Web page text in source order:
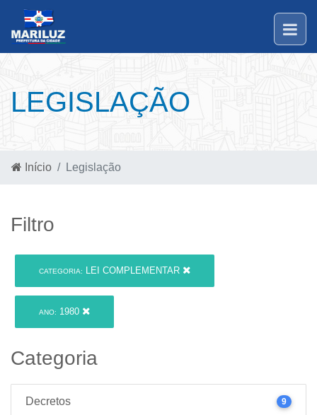
LEGISLAÇÃO
Início Legislação
Filtro
CATEGORIA: LEI COMPLEMENTAR
ANO: 1980
Categoria
Decretos 9